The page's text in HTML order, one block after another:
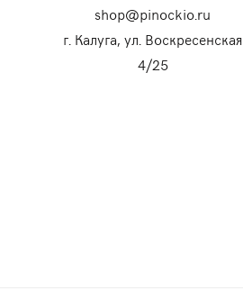
shop@pinockio.ru
г. Калуга, ул. Воскресенская
4/25